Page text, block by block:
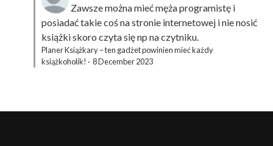
Zawsze można mieć męża programistę i
posiadać takie coś na stronie internetowej i nie nosić
książki skoro czyta się np na czytniku.
Planer Książkary – ten gadżet powinien mieć każdy
książkoholik! · 8 December 2023